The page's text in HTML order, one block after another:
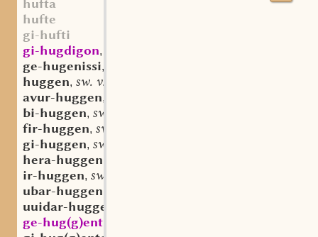
hufta
hufte
gi-hufti
gi-hugdigon,
ge-hugenissi,
huggen, sw. v.
avur-huggen,
bi-huggen, sw. v.
fir-huggen, sw. v.
gi-huggen, sw. v.
hera-huggen
ir-huggen, sw. v.
ubar-huggen
uuidar-huggen
ge-hug(g)entic